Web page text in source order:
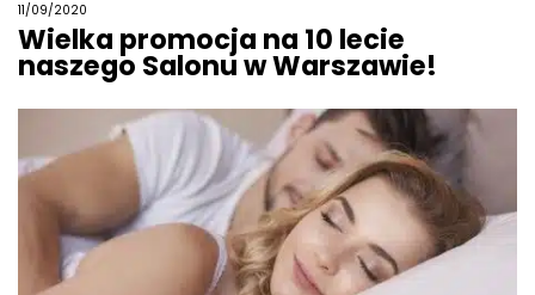
11/09/2020
Wielka promocja na 10 lecie
naszego Salonu w Warszawie!